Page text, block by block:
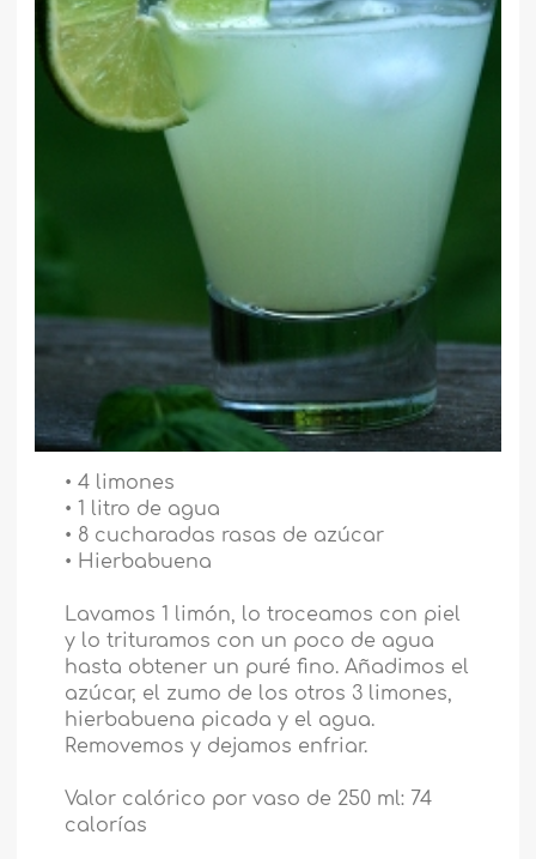
• 4 limones
• 1 litro de agua
• 8 cucharadas rasas de azúcar
• Hierbabuena
Lavamos 1 limón, lo troceamos con piel
y lo trituramos con un poco de agua
hasta obtener un puré fino. Añadimos el
azúcar, el zumo de los otros 3 limones,
hierbabuena picada y el agua.
Removemos y dejamos enfriar.
Valor calórico por vaso de 250 ml: 74
calorías